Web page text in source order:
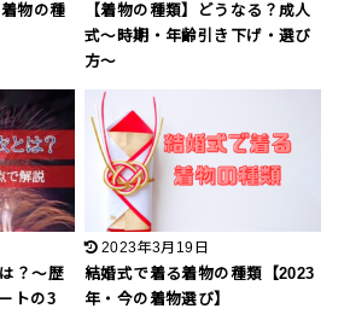
物の種
【着物の種類】どうなる？成人
式〜時期・年齢引き下げ・選び
方〜
？〜歴
トの3
2023年3月19日
結婚式で着る着物の種類【2023
年・今の着物選び】